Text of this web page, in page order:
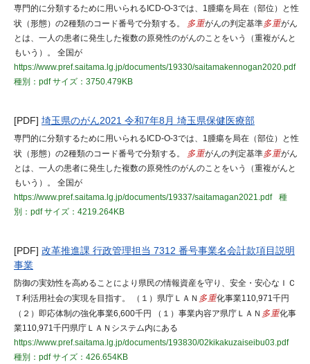
専門的に分類するために用いられるICD-O-3では、1腫瘍を局在（部位）と性
状（形態）の2種類のコード番号で分類する。
多重がんの判定基準多重がん
とは、一人の患者に発生した複数の原発性のがんのことをいう（重複がんと
もいう）。 全国が
https://www.pref.saitama.lg.jp/documents/19330/saitamakennogan2020.pdf
種別：pdfサイズ：3750.479KB
[PDF] 埼玉県のがん2021 令和7年8月 埼玉県保健医療部
専門的に分類するために用いられるICD-O-3では、1腫瘍を局在（部位）と性
状（形態）の2種類のコード番号で分類する。
多重がんの判定基準多重がん
とは、一人の患者に発生した複数の原発性のがんのことをいう（重複がんと
もいう）。 全国が
https://www.pref.saitama.lg.jp/documents/19337/saitamagan2021.pdf
種
別：pdfサイズ：4219.264KB
[PDF] 改革推進課 行政管理担当 7312 番号事業名会計款項目説明
事業
防御の実効性を高めることにより県民の情報資産を守り、安全・安心なＩＣ
Ｔ利活用社会の実現を目指す。 （１）県庁ＬＡＮ 多重化事業110,971千円
（２）即応体制の強化事業6,600千円 （１）事業内容ア県庁ＬＡＮ 多重化事
業110,971千円県庁ＬＡＮシステム内にある
https://www.pref.saitama.lg.jp/documents/193830/02kikakuzaiseibu03.pdf
種別：pdfサイズ：426.654KB